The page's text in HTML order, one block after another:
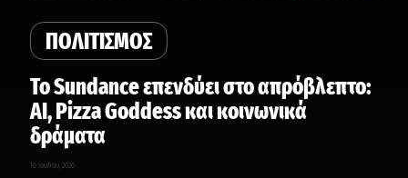
ΠΟΛΙΤΙΣΜΟΣ
Το Sundance επενδύει στο απρόβλεπτο:
AI, Pizza Goddess και κοινωνικά
δράματα
16 Ιουλίου, 2026